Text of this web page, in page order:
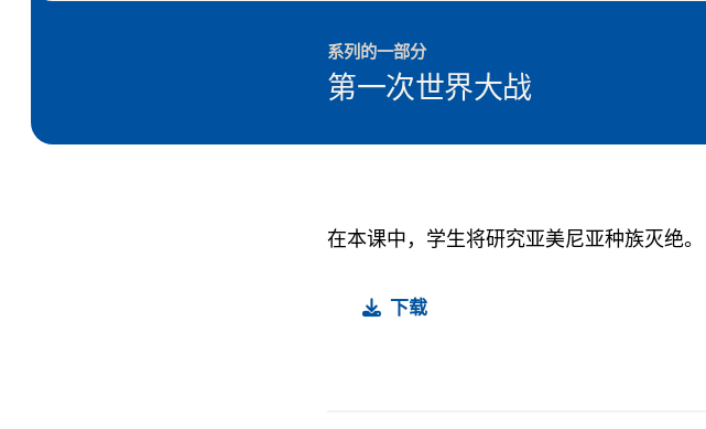
系列的一部分
第一次世界大战
在本课中，学生将研究亚美尼亚种族灭绝。
下载